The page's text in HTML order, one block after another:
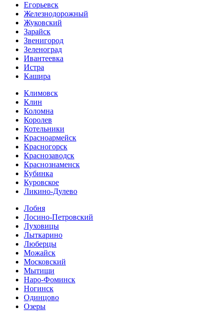
Егорьевск
Железнодорожный
Жуковский
Зарайск
Звенигород
Зеленоград
Ивантеевка
Истра
Кашира
Климовск
Клин
Коломна
Королев
Котельники
Красноармейск
Красногорск
Краснозаводск
Краснознаменск
Кубинка
Куровское
Ликино-Дулево
Лобня
Лосино-Петровский
Луховицы
Лыткарино
Люберцы
Можайск
Московский
Мытищи
Наро-Фоминск
Ногинск
Одинцово
Озеры